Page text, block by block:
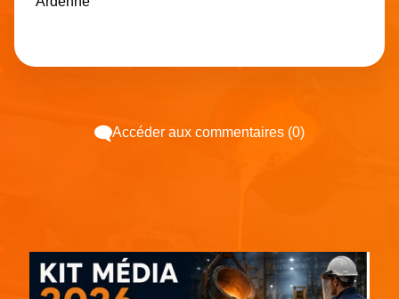
Accéder aux commentaires (0)